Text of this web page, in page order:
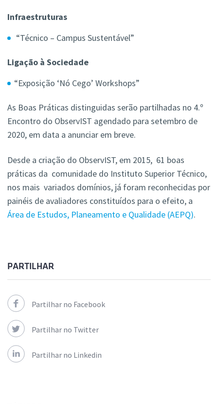
Infraestruturas
“Técnico – Campus Sustentável”
Ligação à Sociedade
“Exposição ‘Nó Cego’ Workshops”
As Boas Práticas distinguidas serão partilhadas no 4.º
Encontro do ObservIST agendado para setembro de
2020, em data a anunciar em breve.
Desde a criação do ObservIST, em 2015, 61 boas
práticas da comunidade do Instituto Superior Técnico,
nos mais variados domínios, já foram reconhecidas por
painéis de avaliadores constituídos para o efeito, a
Área de Estudos, Planeamento e Qualidade (AEPQ).
PARTILHAR
Partilhar no Facebook
Partilhar no Twitter
Partilhar no Linkedin